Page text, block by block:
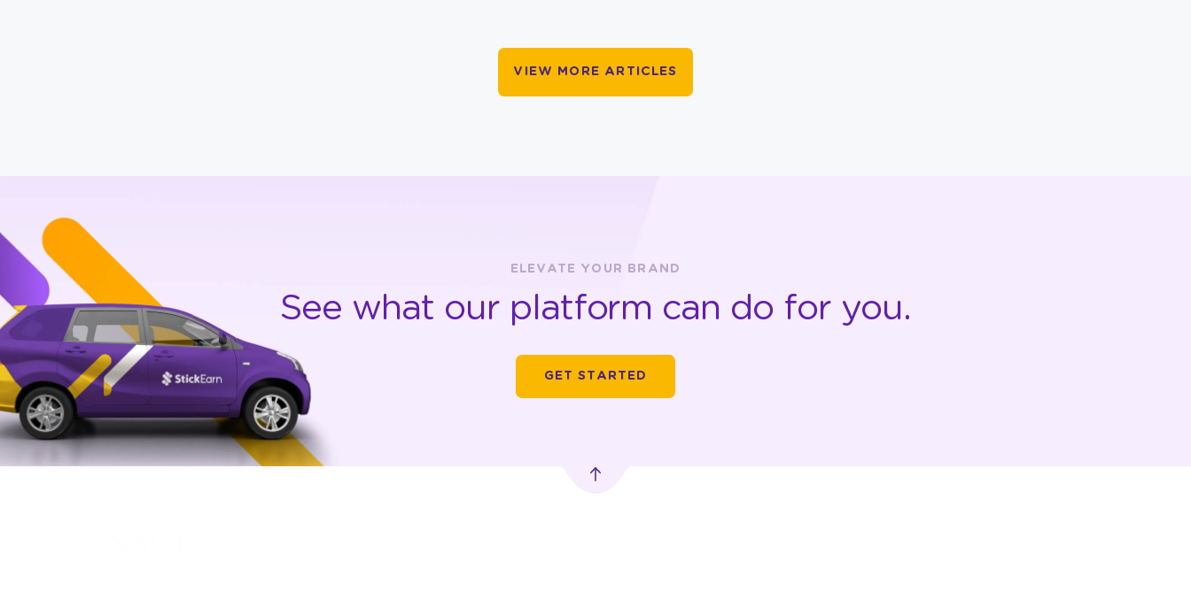
VIEW MORE ARTICLES
ELEVATE YOUR BRAND
See what our platform can do for you.
GET STARTED